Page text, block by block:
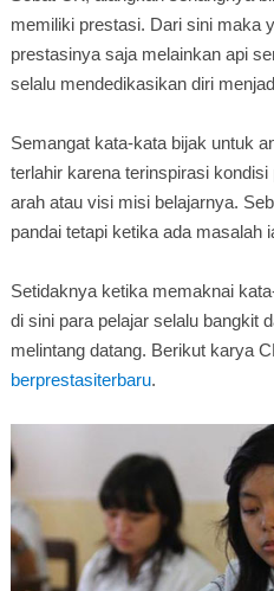
memiliki prestasi. Dari sini maka
prestasinya saja melainkan api
selalu mendedikasikan diri
Semangat kata-kata bijak untuk
terlahir karena terinspirasi
arah atau visi misi belajarnya.
pandai tetapi ketika ada masalah
Setidaknya ketika memaknai
di sini para pelajar selalu bangkit
melintang datang. Berikut karya
berprestasiterbaru.